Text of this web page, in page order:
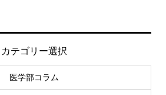
カテゴリー選択
医学部コラム